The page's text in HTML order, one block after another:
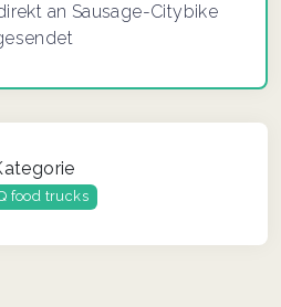
an Sausage-Citybike
food trucks